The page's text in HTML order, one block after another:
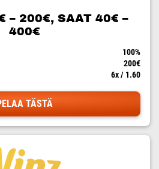
– 200€, SAAT 40€ –
400€
100%
200€
6x / 1.60
TÄSTÄ